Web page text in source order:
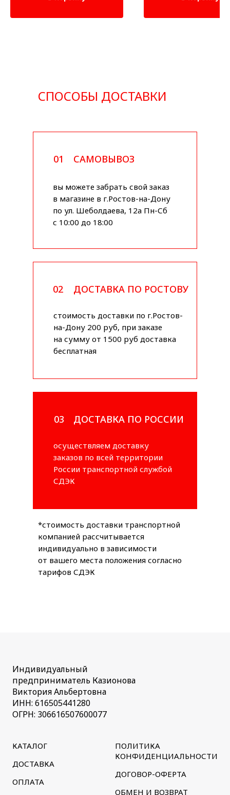
СПОСОБЫ ДОСТАВКИ
САМОВЫВОЗ
01
вы можете забрать свой заказ
в магазине в г.Ростов-на-Дону
по ул. Шеболдаева, 12а Пн-Сб
с 10:00 до 18:00
ДОСТАВКА ПО РОСТОВУ
02
стоимость доставки по г.Ростов-
на-Дону 200 руб, при заказе
на сумму от 1500 руб доставка
бесплатная
ДОСТАВКА ПО РОССИИ
03
осуществляем доставку
заказов по всей территории
России транспортной службой
СДЭК
*стоимость доставки транспортной
компанией рассчитывается
индивидуально в зависимости
от вашего места положения согласно
тарифов СДЭК
Индивидуальный
предприниматель Казионова
Виктория Альбертовна
ИНН: 616505441280
ОГРН: 306616507600077
КАТАЛОГ
ДОСТАВКА
ОПЛАТА
ПОЛИТИКА
КОНФИДЕНЦИАЛЬНОСТИ
ДОГОВОР-ОФЕРТА
ОБМЕН И ВОЗВРАТ